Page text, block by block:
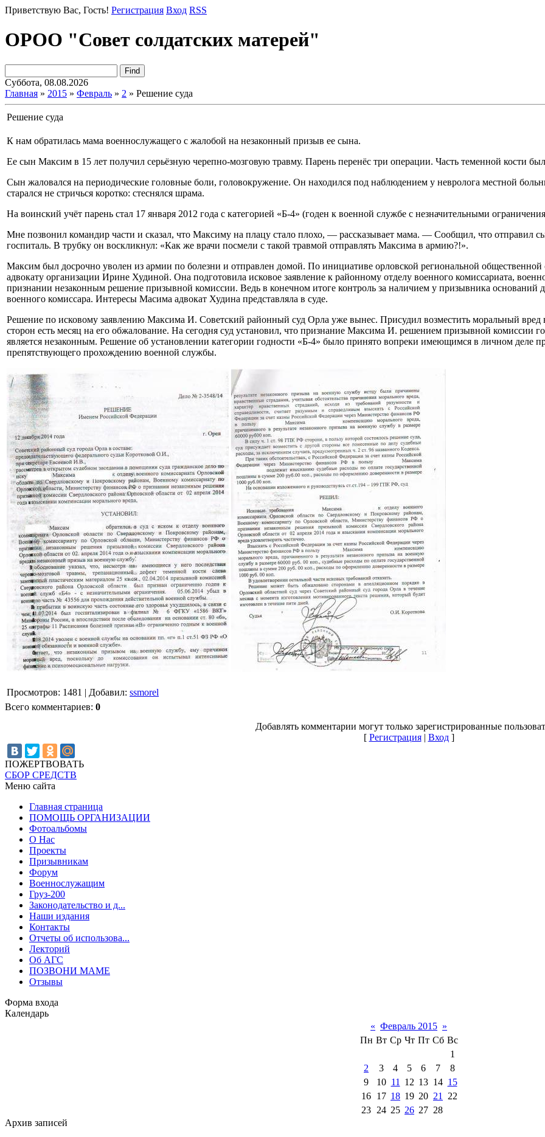
Приветствую Вас, Гость! Регистрация Вход RSS
ОРОО "Совет солдатских матерей"
Суббота, 08.08.2026
Главная » 2015 » Февраль » 2 » Решение суда
Решение суда
К нам обратилась мама военнослужащего с жалобой на незаконный призыв ее сына.
Ее сын Максим в 15 лет получил серьёзную черепно-мозговую травму. Парень перенёс три операции. Часть теменной кости
Сын жаловался на периодические головные боли, головокружение. Он находился под наблюдением у невролога местной
старался не стричься коротко: стеснялся шрама.
На воинский учёт парень стал 17 января 2012 года с категорией «Б-4» (годен к военной службе с незначительными
Мне позвонил командир части и сказал, что Максиму на плацу стало плохо, — рассказывает мама. — Сообщил, что отправил
госпиталь. В трубку он воскликнул: «Как же врачи посмели с такой травмой отправлять Максима в армию?!».
Максим был досрочно уволен из армии по болезни и отправлен домой. По инициативе орловской региональной
адвокату организации Ирине Худиной. Она подготовила исковое заявление к районному отделу военного комиссариата,
признании незаконным решение призывной комиссии. Ведь в конечном итоге контроль за наличием у призывника оснований
военного комиссара. Интересы Масима адвокат Худина представляла в суде.
Решение по исковому заявлению Максима И. Советский районный суд Орла уже вынес. Присудил возместить моральный вред
сторон есть месяц на его обжалование. На сегодня суд установил, что признание Максима И. решением призывной комиссии
является незаконным. Решение об установлении категории годности «Б-4» было принято вопреки имеющимся в личном деле
препятствующего прохождению военной службы.
Просмотров: 1481 | Добавил: ssmorel
Всего комментариев: 0
Добавлять комментарии могут только зарегистрированные
[ Регистрация| Вход]
ПОЖЕРТВОВАТЬ
СБОР СРЕДСТВ
Меню сайта
Главная страница
ПОМОЩЬ ОРГАНИЗАЦИИ
Фотоальбомы
О Нас
Проекты
Призывникам
Форум
Военнослужащим
Груз-200
Законодательство и д...
Наши издания
Контакты
Отчеты об использова...
Лекторий
Об АГС
ПОЗВОНИ МАМЕ
Отзывы
Форма входа
Календарь
« Февраль 2015 »
Пн Вт Ср Чт Пт Сб Вс
1
2
3 4 5 6 7
8
9
10 11 12 13 14 15
16 17 18 19 20 21
22
23 24 25 26 27 28
Архив записей